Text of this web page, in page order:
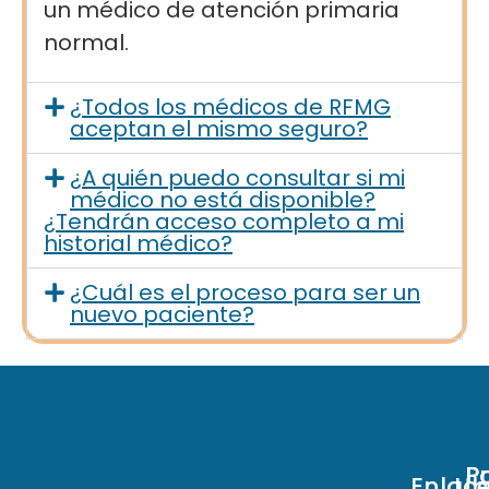
un médico de atención primaria
normal.
¿Todos los médicos de RFMG
aceptan el mismo seguro?
¿A quién puedo consultar si mi
médico no está disponible?
¿Tendrán acceso completo a mi
historial médico?
¿Cuál es el proceso para ser un
nuevo paciente?